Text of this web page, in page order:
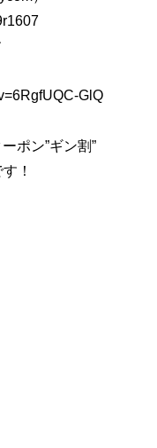
GlQ
ポン”ギン割”
！